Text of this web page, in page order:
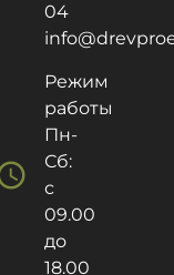
04
Режим
работы
Пн-
Сб:
с
09.00
до
18.00